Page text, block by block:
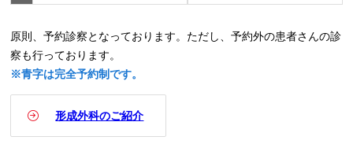
原則、予約診察となっております。ただし、予約外の患者さんの診
察も行っております。
※青字は完全予約制です。
形成外科のご紹介